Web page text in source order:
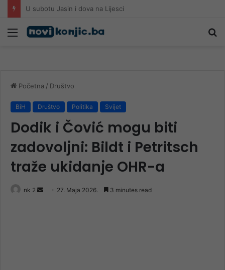
Meni
Početna / Društvo
BiH Društvo Politika Svijet
Dodik i Čović mogu biti
zadovoljni: Bildt i Petritsch
traže ukidanje OHR-a
nk 2
Send 27. Maja 2026. 3 minutes read